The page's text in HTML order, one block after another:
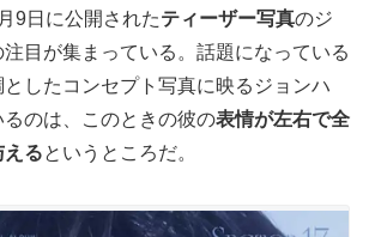
9日に公開されたティーザー写真のジ
注目が集まっている。話題になっている
したコンセプト写真に映るジョンハ
のは、このときの彼の表情が左右で全
えるというところだ。